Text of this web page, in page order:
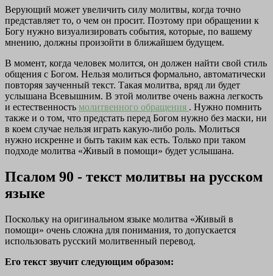
Верующий может увеличить силу молитвы, когда точно
представляет то, о чем он просит. Поэтому при обращении к
Богу нужно визуализировать события, которые, по вашему
мнению, должны произойти в ближайшем будущем.
В момент, когда человек молится, он должен найти свой стиль
общения с Богом. Нельзя молиться формально, автоматически
повторяя заученный текст. Такая молитва, вряд ли будет
услышана Всевышним. В этой молитве очень важна легкость
и естественность молитвенного обращения . Нужно помнить
также и о том, что предстать перед Богом нужно без маски, ни
в коем случае нельзя играть какую-либо роль. Молиться
нужно искренне и быть таким как есть. Только при таком
подходе молитва «Живый в помощи» будет услышана.
Псалом 90 - текст молитвы на русском
языке
Поскольку на оригинальном языке молитва «Живый в
помощи» очень сложна для понимания, то допускается
использовать русский молитвенный перевод.
Его текст звучит следующим образом: